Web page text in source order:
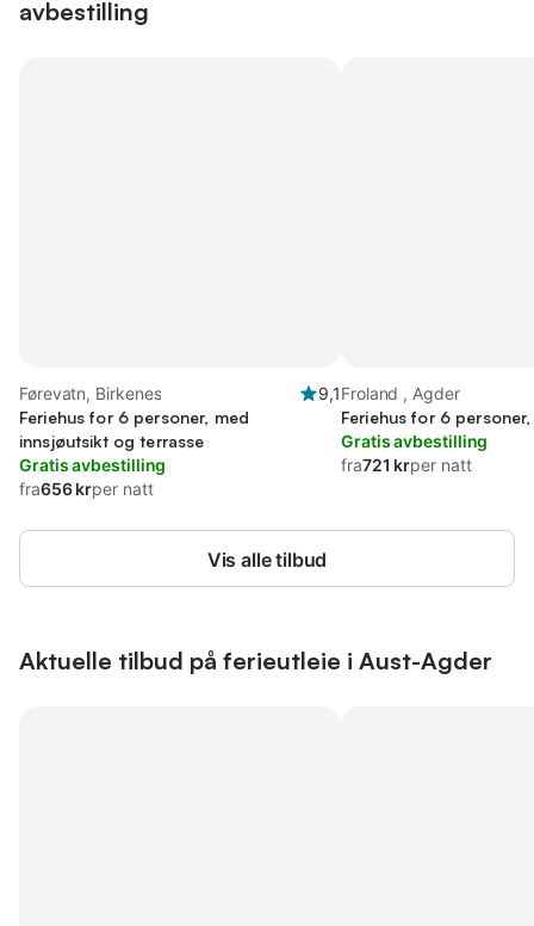
avbestilling
Førevatn, Birkenes
9,1
Feriehus for 6 personer, med
innsjøutsikt og terrasse
Gratis avbestilling
fra656 krper natt
Froland , Agder
Feriehus for 6
Gratis avbestilling
fra721 krper natt
Vis alle tilbud
Aktuelle tilbud på ferieutleie i Aust-Agder